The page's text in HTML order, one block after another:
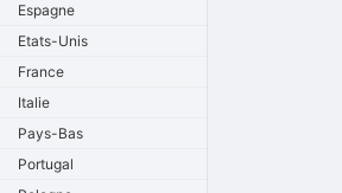
Espagne
Etats-Unis
France
Italie
Pays-Bas
Portugal